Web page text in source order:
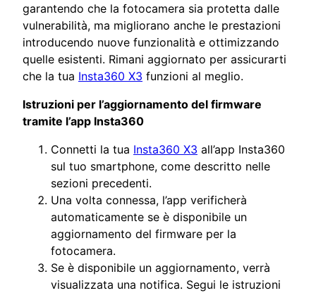
garantendo che la fotocamera sia protetta dalle
vulnerabilità, ma migliorano anche le prestazioni
introducendo nuove funzionalità e ottimizzando
quelle esistenti. Rimani aggiornato per assicurarti
che la tua Insta360 X3 funzioni al meglio.
Istruzioni per l’aggiornamento del firmware
tramite l’app Insta360
Connetti la tua Insta360 X3 all’app Insta360
sul tuo smartphone, come descritto nelle
sezioni precedenti.
Una volta connessa, l’app verificherà
automaticamente se è disponibile un
aggiornamento del firmware per la
fotocamera.
Se è disponibile un aggiornamento, verrà
visualizzata una notifica. Segui le istruzioni